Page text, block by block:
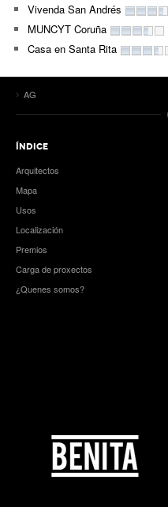
Vivenda San Andrés
MUNCYT Coruña
Casa en Santa Rita
AG
ÍNDICE
Arquitectos
Mapa
Usos
Localización
Premios
Carga de proxectos
¿Quenes somos?